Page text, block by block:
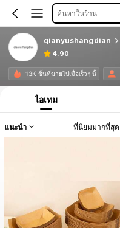
ค้นหาในร้าน
qianyushangdian
4.90
13K ชิ้นที่ขายไปเมื่อเร็วๆ นี้
ไอเทม
แนะนำ ที่นิยมมากที่สุด